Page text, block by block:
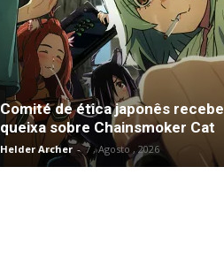
Comité de ética japonês recebe
queixa sobre Chainsmoker Cat
Helder Archer - 7 , Agosto , 2026